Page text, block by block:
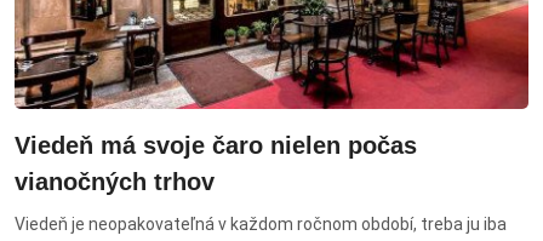
Viedeň má svoje čaro nielen počas
vianočných trhov
Viedeň je neopakovateľná v každom ročnom období, treba ju iba